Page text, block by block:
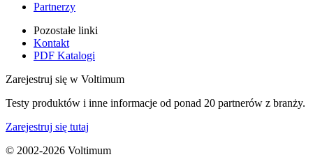
Partnerzy
Pozostałe linki
Kontakt
PDF Katalogi
Zarejestruj się w Voltimum
Testy produktów i inne informacje od ponad 20 partnerów z branży.
Zarejestruj się tutaj
© 2002-2026 Voltimum